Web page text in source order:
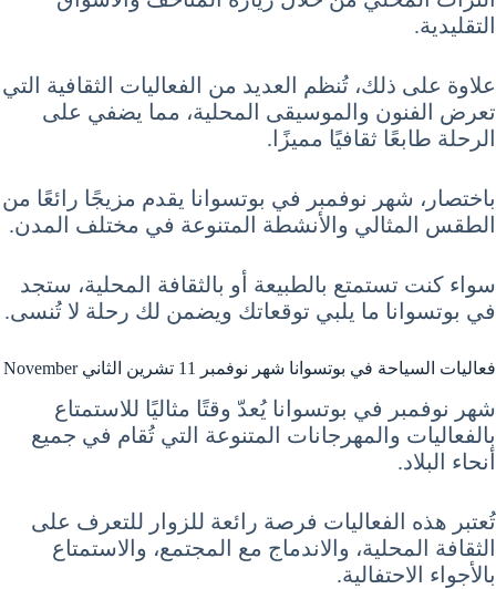
التقليدية.
علاوة على ذلك، تُنظم العديد من الفعاليات الثقافية التي
تعرض الفنون والموسيقى المحلية، مما يضفي على
الرحلة طابعًا ثقافيًا مميزًا.
باختصار، شهر نوفمبر في بوتسوانا يقدم مزيجًا رائعًا من
الطقس المثالي والأنشطة المتنوعة في مختلف المدن.
سواء كنت تستمتع بالطبيعة أو بالثقافة المحلية، ستجد
في بوتسوانا ما يلبي توقعاتك ويضمن لك رحلة لا تُنسى.
فعاليات السياحة في بوتسوانا شهر نوفمبر 11 تشرين الثاني November
شهر نوفمبر في بوتسوانا يُعدّ وقتًا مثاليًا للاستمتاع
بالفعاليات والمهرجانات المتنوعة التي تُقام في جميع
أنحاء البلاد.
تُعتبر هذه الفعاليات فرصة رائعة للزوار للتعرف على
الثقافة المحلية، والاندماج مع المجتمع، والاستمتاع
بالأجواء الاحتفالية.